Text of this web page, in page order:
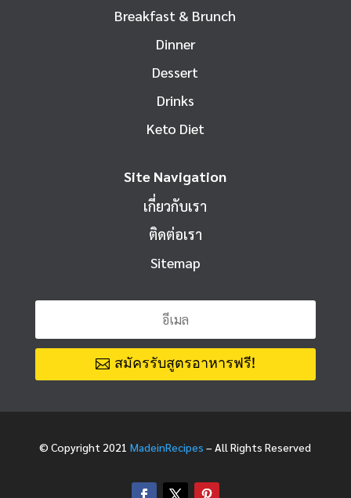
Breakfast & Brunch
Dinner
Dessert
Drinks
Keto Diet
Site Navigation
เกี่ยวกับเรา
ติดต่อเรา
Sitemap
สมัครรับสูตรอาหารฟรี!
© Copyright 2021MadeinRecipes – All Rights Reserved